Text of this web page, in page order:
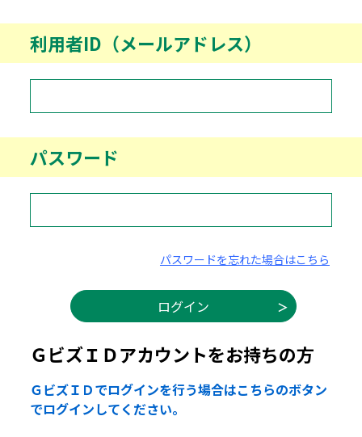
利用者ID（メールアドレス）
パスワード
パスワードを忘れた場合はこちら
ＧビズＩＤアカウントをお持ちの方
ＧビズＩＤでログインを行う場合はこちらのボタン
でログインしてください。